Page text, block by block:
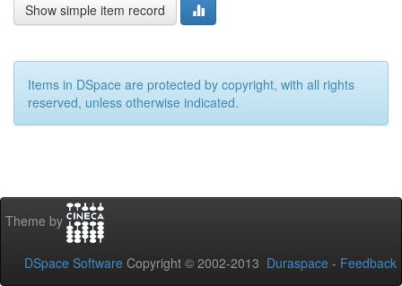
Show simple item record
Items in DSpace are protected by copyright, with all rights
reserved, unless otherwise indicated.
Theme by
DSpace Software Copyright © 2002-2013 Duraspace - Feedback